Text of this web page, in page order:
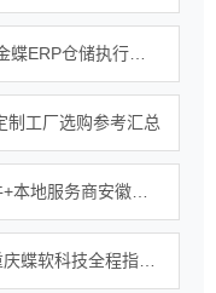
制工厂选购参考汇总